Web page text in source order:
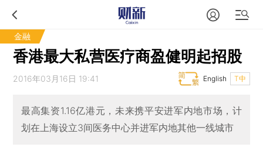
金融
香港最大私营医疗商盈健明起招股
2016年03月16日 19:41 T中
English
最高集资1.16亿港元，未来携平安进军内地市场，计
划在上海设立3间医务中心并进军内地其他一线城市